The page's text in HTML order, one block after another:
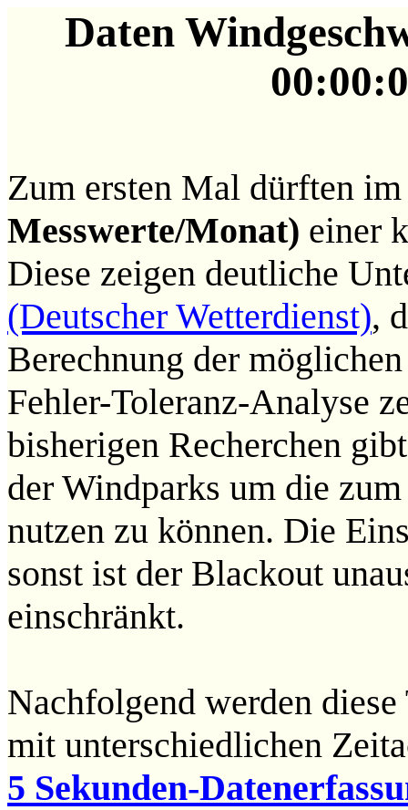
Daten
Zum ersten Mal dürften
Messwerte/Monat) einer
Diese zeigen deutliche
(Deutscher Wetterdienst),
Berechnung der
Fehler-Toleranz-Analyse
bisherigen Recherchen
der Windparks um die
nutzen zu können. Die
sonst ist der Blackout
einschränkt.
Nachfolgend werden
mit unterschiedlichen
5 Sekunden-